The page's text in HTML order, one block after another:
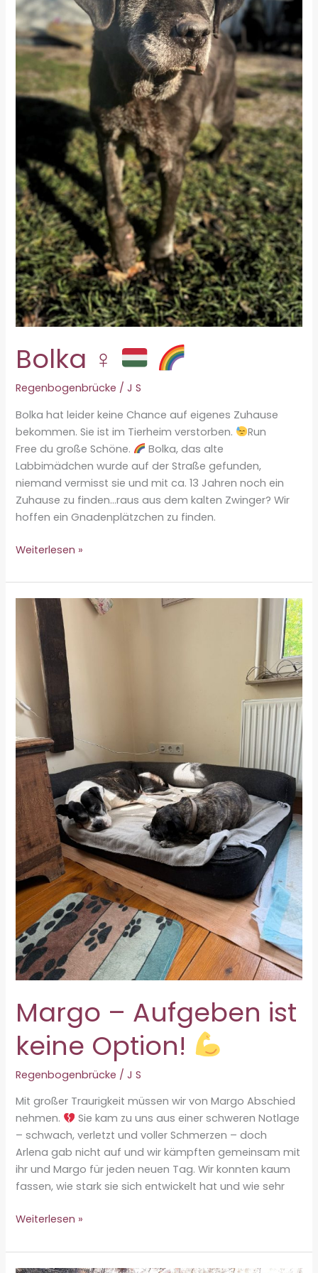
Bolka ♀
Regenbogenbrücke /J S
Bolka hat leider keine Chance auf eigenes Zuhause
bekommen. Sie ist im Tierheim verstorben.
Run
Free du große Schöne.
Bolka, das alte
Labbimädchen wurde auf der Straße gefunden,
niemand vermisst sie und mit ca. 13 Jahren noch ein
Zuhause zu finden…raus aus dem kalten Zwinger? Wir
hoffen ein Gnadenplätzchen zu finden.
Bolka
Weiterlesen »
Margo – Aufgeben ist
keine Option!
Regenbogenbrücke /J S
Mit großer Traurigkeit müssen wir von Margo Abschied
nehmen.
Sie kam zu uns aus einer schweren Notlage
– schwach, verletzt und voller Schmerzen – doch
Arlena gab nicht auf und wir kämpften gemeinsam mit
ihr und Margo für jeden neuen Tag. Wir konnten kaum
fassen, wie stark sie sich entwickelt hat und wie sehr
Margo
Aufgeben
ist
Weiterlesen »